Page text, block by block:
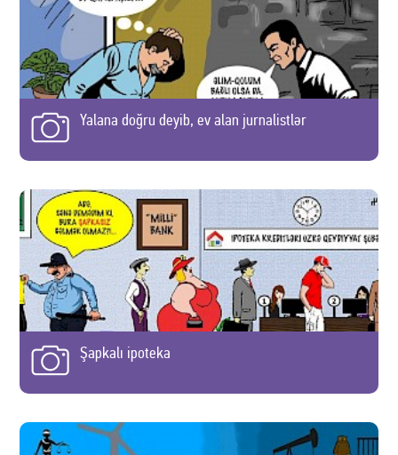
Yalana doğru deyib, ev alan jurnalistlər
Şapkalı ipoteka